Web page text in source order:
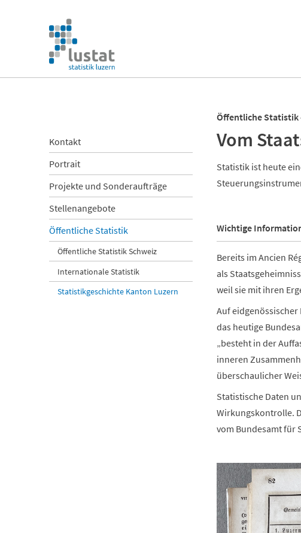
überspringen
Navigation
überspringen
Öffentliche Statistik
Vom
Statistik ist heute
Wichtige
Bereits im Ancien
als
weil sie mit ihren
Auf
das heutige
„besteht in der
inneren
überschaulicher
Statistische Daten
Wirkungskontrolle.
vom Bundesamt für
Navigation
überspringen
Kontakt
Portrait
Projekte und Sonderaufträge
Stellenangebote
Öffentliche Statistik
Öffentliche Statistik Schweiz
Internationale Statistik
Statistikgeschichte Kanton Luzern